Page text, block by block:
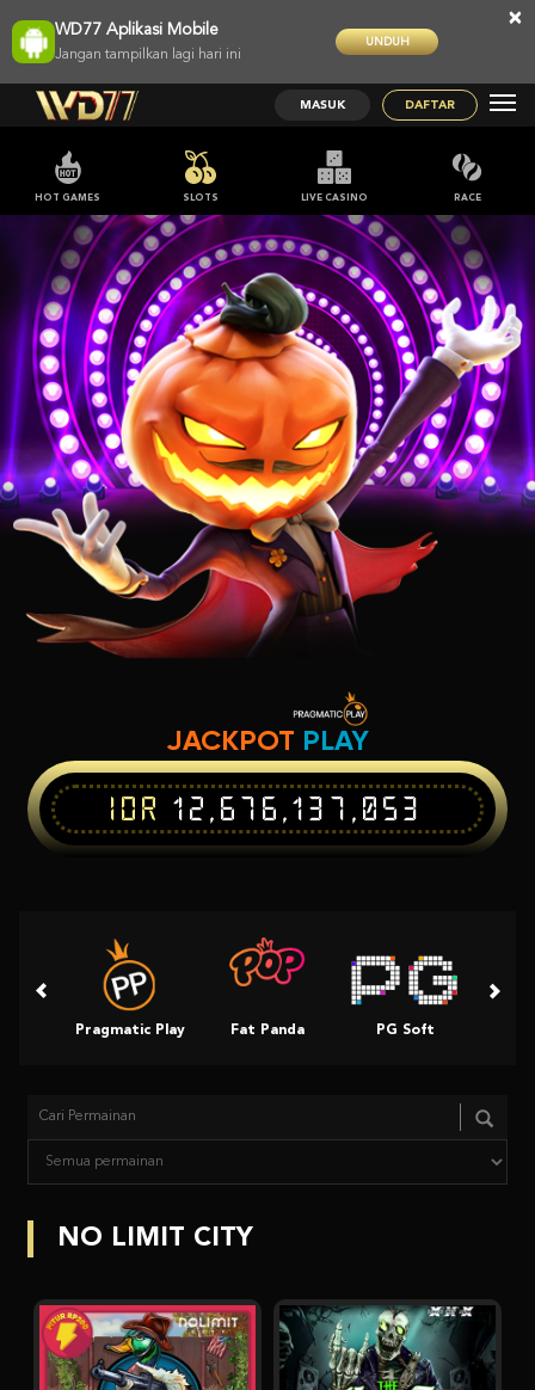
WD77 Aplikasi Mobile
Jangan tampilkan lagi hari ini
UNDUH
×
MASUK DAFTAR
HOT GAMES SLOTS LIVE CASINO RACE
JACKPOT PLAY
IDR 12,676,137,053
Pragmatic Play Fat Panda PG Soft
NO LIMIT CITY